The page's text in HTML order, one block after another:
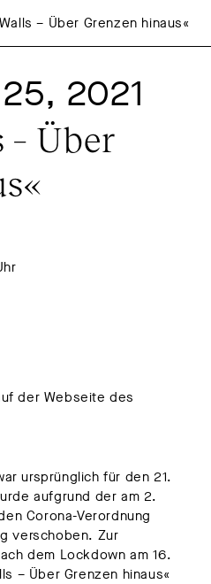
– Über Grenzen hinaus«
2021
– Über
der Webseite des
ursprünglich für den 21.
aufgrund der am 2.
Corona-Verordnung
verschoben. Zur
dem Lockdown am 16.
– Über Grenzen hinaus«